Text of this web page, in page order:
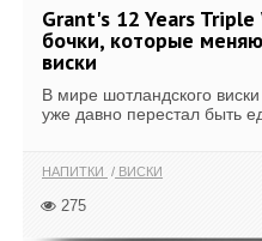
Grant's 12 Years Triple
бочки, которые
виски
В мире шотландского
уже давно перестал быть
НАПИТКИ ВИСКИ
275